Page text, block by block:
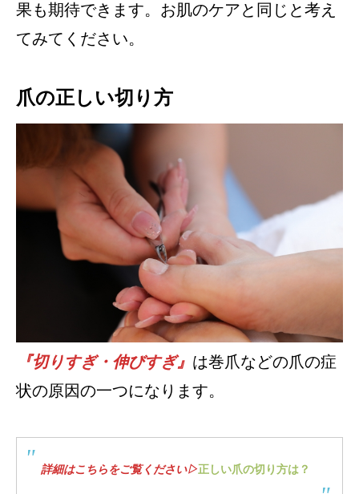
果も期待できます。お肌のケアと同じと考え
てみてください。
爪の正しい切り方
『切りすぎ・伸びすぎ』 は巻爪などの爪の症
状の原因の一つになります。
詳細はこちらをご覧ください▷正しい爪の切り方は？